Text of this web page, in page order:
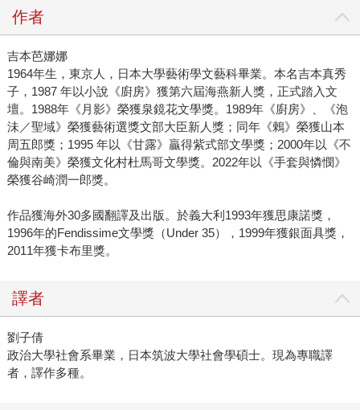
作者
吉本芭娜娜
1964年生，東京人，日本大學藝術學文藝科畢業。本名吉本真秀
子，1987 年以小說《廚房》獲第六屆海燕新人獎，正式踏入文
壇。1988年《月影》榮獲泉鏡花文學獎。1989年《廚房》、《泡
沬／聖域》榮獲藝術選獎文部大臣新人獎；同年《鶇》榮獲山本
周五郎獎；1995 年以《甘露》贏得紫式部文學獎；2000年以《不
倫與南美》榮獲文化村杜馬哥文學獎。2022年以《手套與憐憫》
榮獲谷崎潤一郎獎。
作品獲海外30多國翻譯及出版。於義大利1993年獲思康諾獎，
1996年的Fendissime文學獎（Under 35），1999年獲銀面具獎，
2011年獲卡布里獎。
譯者
劉子倩
政治大學社會系畢業，日本筑波大學社會學碩士。現為專職譯
者，譯作多種。